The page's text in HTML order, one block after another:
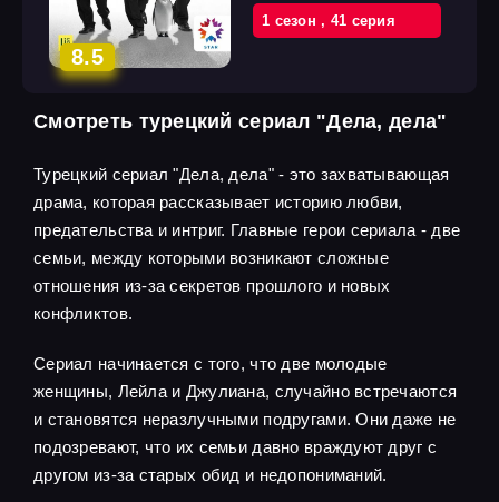
8.5
1 cезон, 41 cерия
Смотреть турецкий сериал "Дела, дела"
Турецкий сериал "Дела, дела" - это захватывающая
драма, которая рассказывает историю любви,
предательства и интриг. Главные герои сериала - две
семьи, между которыми возникают сложные
отношения из-за секретов прошлого и новых
конфликтов.
Сериал начинается с того, что две молодые
женщины, Лейла и Джулиана, случайно встречаются
и становятся неразлучными подругами. Они даже не
подозревают, что их семьи давно враждуют друг с
другом из-за старых обид и недопониманий.